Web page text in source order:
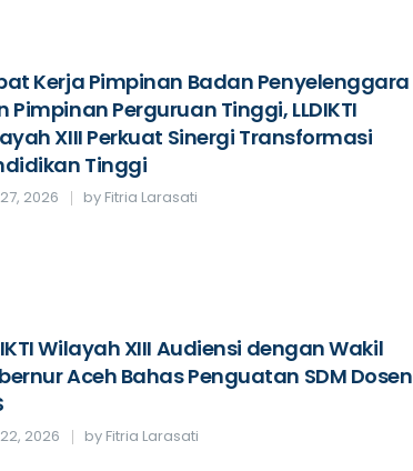
Kerja Pimpinan Badan Penyelenggara
Pimpinan Perguruan Tinggi, LLDIKTI
XIII Perkuat Sinergi Transformasi
Tinggi
2026 by Fitria Larasati
Wilayah XIII Audiensi dengan Wakil
Aceh Bahas Penguatan SDM Dosen
2026 by Fitria Larasati